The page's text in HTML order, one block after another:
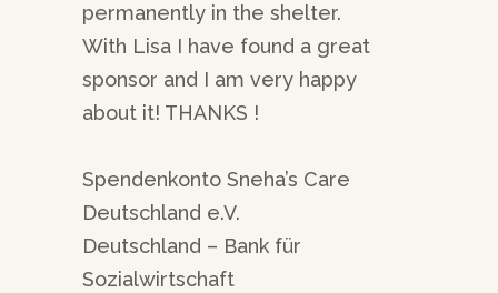
permanently in the shelter.
With Lisa I have found a great
sponsor and I am very happy
about it! THANKS !
Spendenkonto Sneha’s Care
Deutschland e.V.
Deutschland – Bank für
Sozialwirtschaft